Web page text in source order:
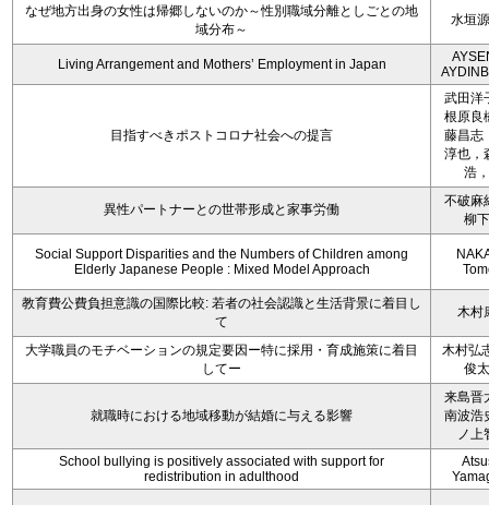
なぜ地方出身の女性は帰郷しないのか～性別職域分離としごとの地
域分布～
水垣
Living Arrangement and Mothers’ Employment in Japan
目指すべきポストコロナ社会への提言
武田洋
根原良
藤昌志
淳也，
浩
異性パートナーとの世帯形成と家事労働
不破麻
柳
Social Support Disparities and the Numbers of Children among
Elderly Japanese People : Mixed Model Approach
教育費公費負担意識の国際比較: 若者の社会認識と生活背景に着目し
て
木村
大学職員のモチベーションの規定要因ー特に採用・育成施策に着目
してー
木村弘
俊
就職時における地域移動が結婚に与える影響
来島晋
南波浩
ノ上
School bullying is positively associated with support for
redistribution in adulthood